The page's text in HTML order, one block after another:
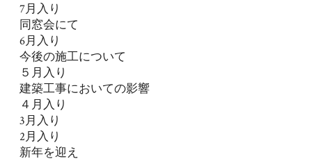
7月入り
同窓会にて
6月入り
今後の施工について
５月入り
建築工事においての影響
４月入り
3月入り
2月入り
新年を迎え